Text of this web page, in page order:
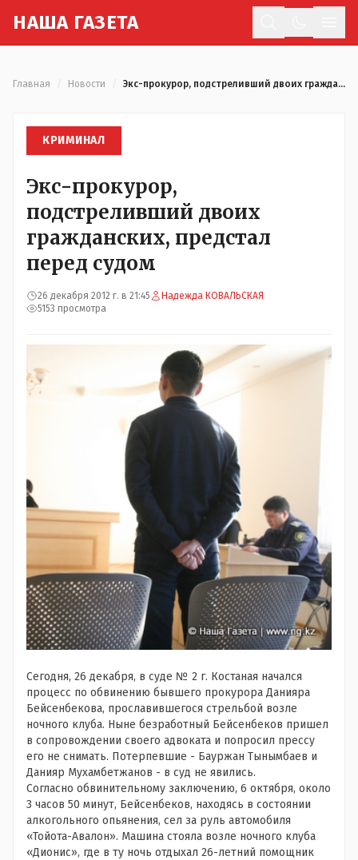
НАША ГАЗЕТА
Главная Новости Экс-прокурор, подстреливший двоих гражданских, предстал перед судом
КРИМИНАЛ
Экс-прокурор,
подстреливший двоих
гражданских, предстал
перед судом
26 декабря 2012 г. в 21:45
Надежда КОВАЛЬСКАЯ
5153 просмотра
Сегодня, 26 декабря, в суде № 2 г. Костаная начался
процесс по обвинению бывшего прокурора Данияра
Бейсенбекова, прославившегося стрельбой возле
ночного клуба. Ныне безработный Бейсенбеков пришел
в сопровождении своего адвоката и попросил прессу
его не снимать. Потерпевшие - Бауржан Тынымбаев и
Данияр Мухамбетжанов - в суд не явились.
Согласно обвинительному заключению, 6 октября, около
3 часов 50 минут, Бейсенбеков, находясь в состоянии
алкогольного опьянения, сел за руль автомобиля
«Тойота-Авалон». Машина стояла возле ночного клуба
«Дионис», где в ту ночь отдыхал 26-летний помощник